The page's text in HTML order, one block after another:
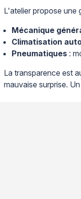
L'atelier propose une
Mécanique
Climatisation
Pneumatiques :
La transparence est
mauvaise surprise.